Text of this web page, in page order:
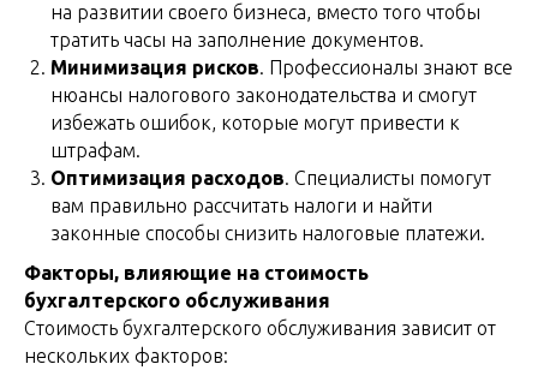
на развитии своего бизнеса, вместо того чтобы
тратить часы на заполнение документов.
Минимизация рисков. Профессионалы знают все
нюансы налогового законодательства и смогут
избежать ошибок, которые могут привести к
штрафам.
Оптимизация расходов. Специалисты помогут
вам правильно рассчитать налоги и найти
законные способы снизить налоговые платежи.
Факторы, влияющие на стоимость
бухгалтерского обслуживания
Стоимость бухгалтерского обслуживания зависит от
нескольких факторов: